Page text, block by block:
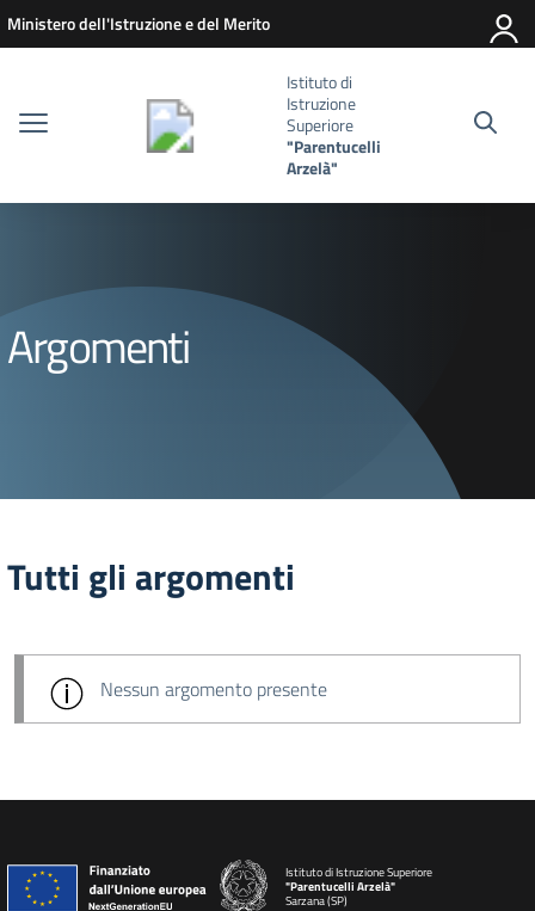
Vai ai contenuti
Vai al menu di navigazione
Vai al footer
Ministero dell'Istruzione e del Merito
Istituto di
Istruzione
Superiore
"Parentucelli
Arzelà"
Argomenti
Tutti gli argomenti
Nessun argomento presente
Istituto di Istruzione Superiore
"Parentucelli Arzelà"
Sarzana (SP)